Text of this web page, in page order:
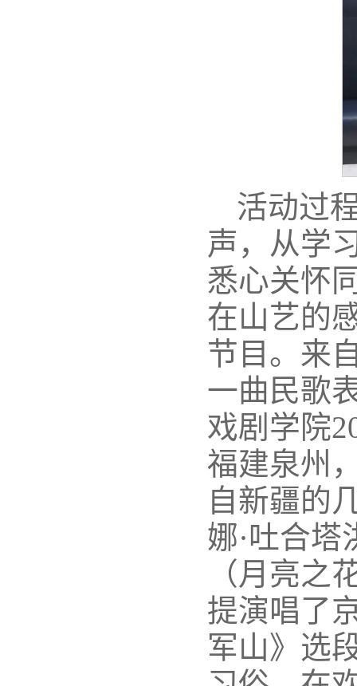
活动过
声，从学
悉心关怀
在山艺的
节目。来
一曲民歌
戏剧学院
福建泉州
自新疆的
娜·吐合塔
（月亮之
提演唱了
军山》选